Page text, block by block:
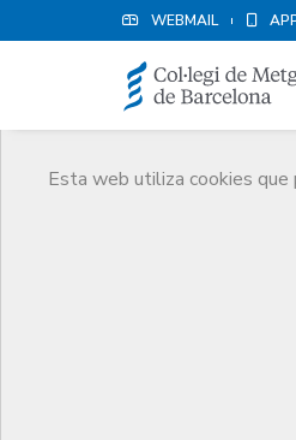
WEBMAIL
Esta web utiliza cookies que